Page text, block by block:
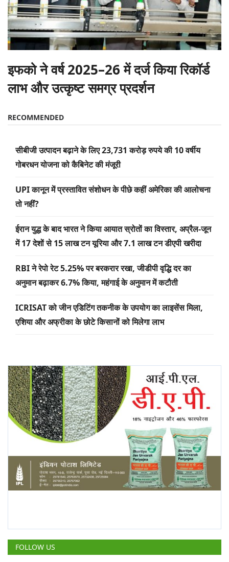
इफको ने वर्ष 2025–26 में दर्ज किया रिकॉर्ड
लाभ और उत्कृष्ट समग्र प्रदर्शन
RECOMMENDED
सीबीजी उत्पादन बढ़ाने के लिए 23,731 करोड़ रुपये की 10 वर्षीय
गोबरधन योजना को कैबिनेट की मंजूरी
UPI कानून में प्रस्तावित संशोधन के पीछे कहीं अमेरिका की आलोचना
तो नहीं?
ईरान युद्ध के बाद भारत ने किया आयात स्रोतों का विस्तार, अप्रैल-जून
में 17 देशों से 15 लाख टन यूरिया और 7.1 लाख टन डीएपी खरीदा
RBI ने रेपो रेट 5.25% पर बरकरार रखा, जीडीपी वृद्धि दर का
अनुमान बढ़ाकर 6.7% किया, महंगाई के अनुमान में कटौती
ICRISAT को जीन एडिटिंग तकनीक के उपयोग का लाइसेंस मिला,
एशिया और अफ्रीका के छोटे किसानों को मिलेगा लाभ
FOLLOW US